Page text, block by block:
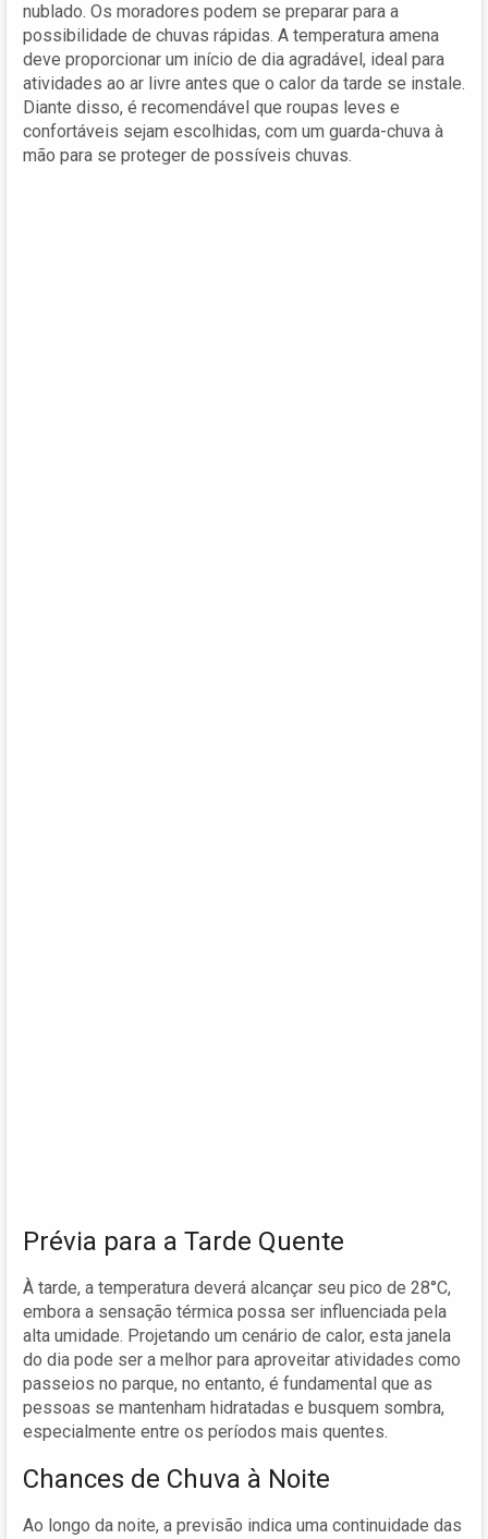
nublado. Os moradores podem se preparar para a
possibilidade de chuvas rápidas. A temperatura amena
deve proporcionar um início de dia agradável, ideal para
atividades ao ar livre antes que o calor da tarde se instale.
Diante disso, é recomendável que roupas leves e
confortáveis sejam escolhidas, com um guarda-chuva à
mão para se proteger de possíveis chuvas.
Prévia para a Tarde Quente
À tarde, a temperatura deverá alcançar seu pico de 28°C,
embora a sensação térmica possa ser influenciada pela
alta umidade. Projetando um cenário de calor, esta janela
do dia pode ser a melhor para aproveitar atividades como
passeios no parque, no entanto, é fundamental que as
pessoas se mantenham hidratadas e busquem sombra,
especialmente entre os períodos mais quentes.
Chances de Chuva à Noite
Ao longo da noite, a previsão indica uma continuidade das